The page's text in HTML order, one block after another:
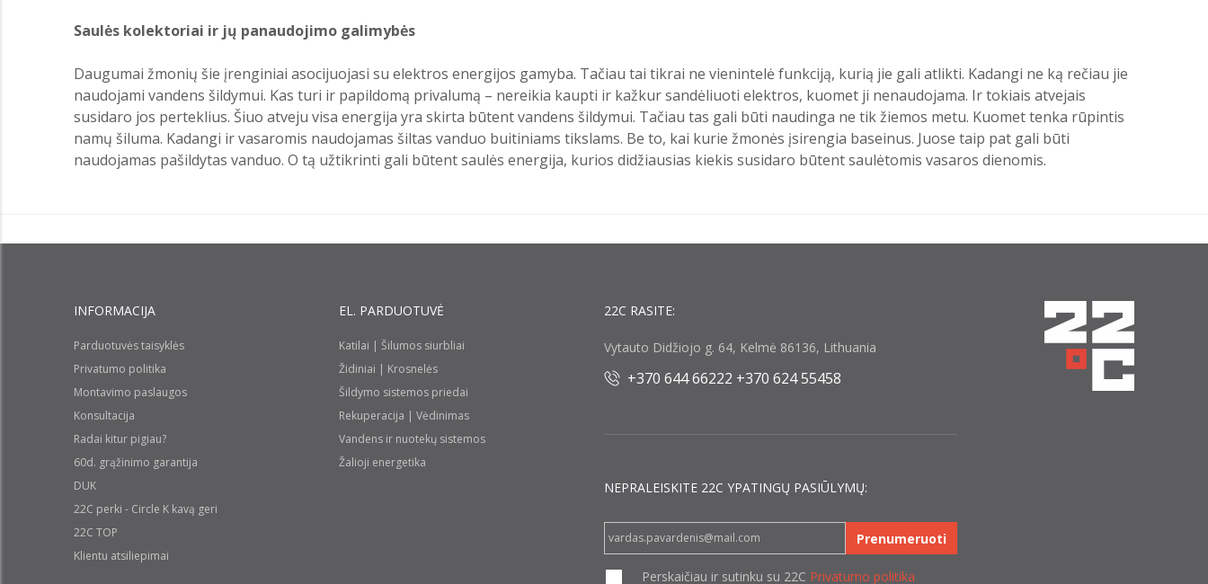
Saulės kolektoriai ir jų panaudojimo galimybės
Daugumai žmonių šie įrenginiai asocijuojasi su elektros energijos gamyba. Tačiau tai tikrai ne vienintelė funkciją, kurią jie gali atlikti. Kadangi ne ką rečiau jie
naudojami vandens šildymui. Kas turi ir papildomą privalumą – nereikia kaupti ir kažkur sandėliuoti elektros, kuomet ji nenaudojama. Ir tokiais atvejais
susidaro jos perteklius. Šiuo atveju visa energija yra skirta būtent vandens šildymui. Tačiau tas gali būti naudinga ne tik žiemos metu. Kuomet tenka rūpintis
namų šiluma. Kadangi ir vasaromis naudojamas šiltas vanduo buitiniams tikslams. Be to, kai kurie žmonės įsirengia baseinus. Juose taip pat gali būti
naudojamas pašildytas vanduo. O tą užtikrinti gali būtent saulės energija, kurios didžiausias kiekis susidaro būtent saulėtomis vasaros dienomis.
INFORMACIJA
Parduotuvės taisyklės
Privatumo politika
Montavimo paslaugos
Konsultacija
Radai kitur pigiau?
60d. grąžinimo garantija
DUK
22C perki - Circle K kavą geri
22C TOP
Klientu atsiliepimai
EL. PARDUOTUVĖ
Katilai | Šilumos siurbliai
Židiniai | Krosnelės
Šildymo sistemos priedai
Rekuperacija | Vėdinimas
Vandens ir nuotekų sistemos
Žalioji energetika
22C RASITE:
Vytauto Didžiojo g. 64, Kelmė 86136, Lithuania
+370 644 66222 +370 624 55458
NEPRALEISKITE 22С YPATINGŲ PASIŪLYMŲ:
Prenumeruoti
Perskaičiau ir sutinku su 22C Privatumo politika